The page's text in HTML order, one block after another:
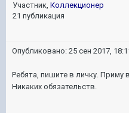
Участник, Коллекционер
21 публикация
Опубликовано: 25 сен 2017,
Ребята, пишите в личку.
Никаких обязательств.